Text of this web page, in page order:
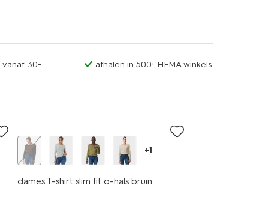
30.- afhalen in 500+ HEMA winkels
+1
dames T-shirt slim fit o-hals bruin